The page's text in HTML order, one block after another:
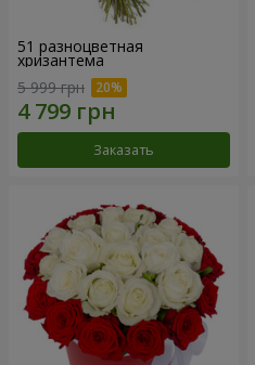
51 разноцветная
хризантема
5 999 грн
Заказать